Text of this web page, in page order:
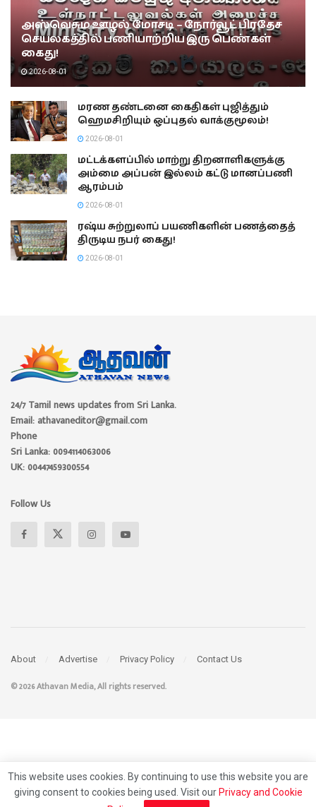
அஸ்வெசும ஊழல் மோசடி – நோர்வூட் பிரதேச
செயலகத்தில் பணியாற்றிய இரு பெண்கள்
கைது!
2026-08-01
மரண தண்டனை கைதிகள் புஜித்தும்
ஹெமசிறியும் ஒப்புதல் வாக்குமூலம்!
2026-08-01
மட்டக்களப்பில் மாற்று திறனாளிகளுக்கு
அம்மை அப்பன் இல்லம் கட்டு மானப்பணி
ஆரம்பம்
2026-08-01
ரஷ்ய சுற்றுலாப் பயணிகளின் பணத்தைத்
திருடிய நபர் கைது!
2026-08-01
24/7 Tamil news updates from Sri Lanka.
Email: athavaneditor@gmail.com
Phone
Sri Lanka: 0094114063006
UK: 00447459300554
Follow Us
About Advertise Privacy Policy Contact Us
© 2026 Athavan Media, All rights reserved.
This website uses cookies. By continuing to use this website you are
giving consent to cookies being used. Visit our Privacy and Cookie